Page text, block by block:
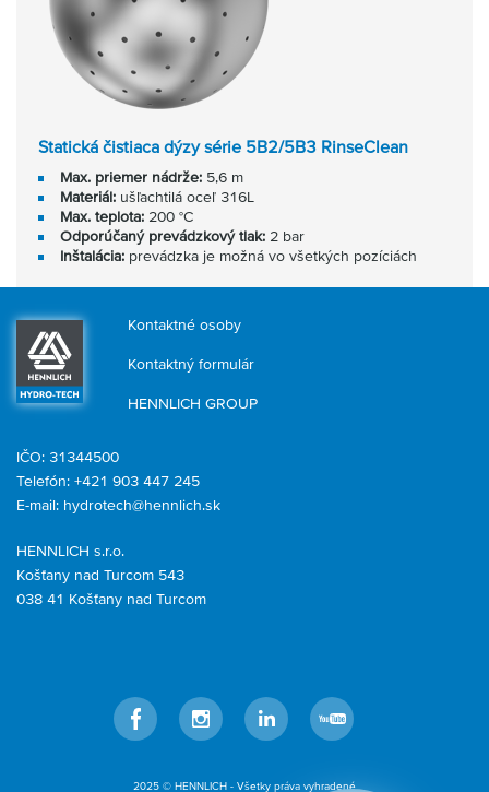
Statická čistiaca dýzy série 5B2/5B3 RinseClean
Max. priemer nádrže: 5,6 m
Materiál: ušľachtilá oceľ 316L
Max. teplota: 200 °C
Odporúčaný prevádzkový tlak: 2 bar
Inštalácia: prevádzka je možná vo všetkých pozíciách
Kontaktné osoby
Kontaktný formulár
HENNLICH GROUP
HENNLICH s.r.o.
Košťany nad Turcom 543
038 41 Košťany nad Turcom
IČO: 31344500
Telefón: +421 903 447 245
E-mail: hydrotech@hennlich.sk
2025 © HENNLICH - Všetky práva vyhradené
FacebookInstagramLinkedIn YouTube